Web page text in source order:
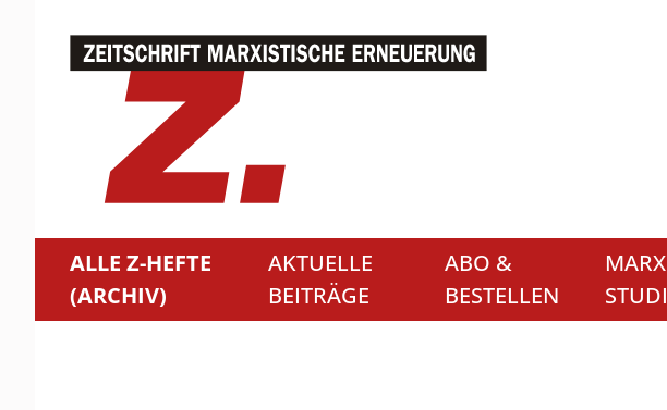
ALLE Z-HEFTE
(ARCHIV)
AKTUELLE
BEITRÄGE
ABO &
BESTELLEN